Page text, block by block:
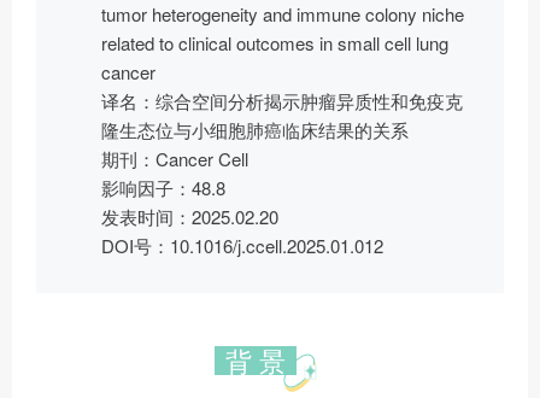
tumor heterogeneity and immune colony niche
related to clinical outcomes in small cell lung
cancer
译名：综合空间分析揭示肿瘤异质性和免疫克
隆生态位与小细胞肺癌临床结果的关系
期刊：Cancer Cell
影响因子：48.8
发表时间：2025.02.20
DOI号：10.1016/j.ccell.2025.01.012
背 景